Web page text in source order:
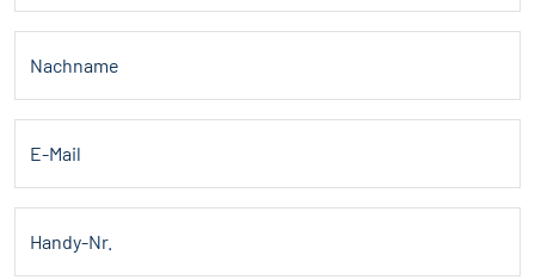
Nachname
E-Mail
Handy-Nr.